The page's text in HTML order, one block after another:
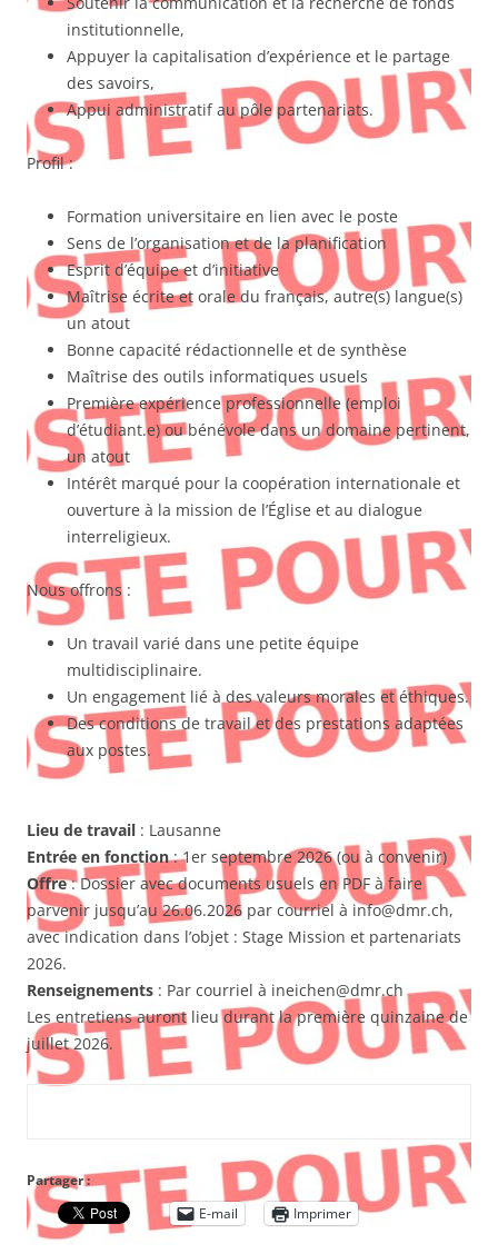
institutionnelle,
Appuyer la capitalisation d’expérience et le partage
des savoirs,
Appui administratif au pôle partenariats.
Profil :
Formation universitaire en lien avec le poste
Sens de l’organisation et de la planification
Esprit d’équipe et d’initiative
Maîtrise écrite et orale du français, autre(s) langue(s)
un atout
Bonne capacité rédactionnelle et de synthèse
Maîtrise des outils informatiques usuels
Première expérience professionnelle (emploi
d’étudiant.e) ou bénévole dans un domaine pertinent,
un atout
Intérêt marqué pour la coopération internationale et
ouverture à la mission de l’Église et au dialogue
interreligieux.
Nous offrons :
Un travail varié dans une petite équipe
multidisciplinaire.
Un engagement lié à des valeurs morales et éthiques.
Des conditions de travail et des prestations adaptées
aux postes.
Lieu de travail : Lausanne
Entrée en fonction: 1er septembre 2026 (ou à convenir)
Offre: Dossier avec documents usuels en PDF à faire
parvenir jusqu’au 26.06.2026 par courriel à info@dmr.ch,
avec indication dans l’objet : Stage Mission et partenariats
2026.
Renseignements : Par courriel à ineichen@dmr.ch
Les entretiens auront lieu durant la première quinzaine de
juillet 2026.
Partager :
E-mail
Imprimer